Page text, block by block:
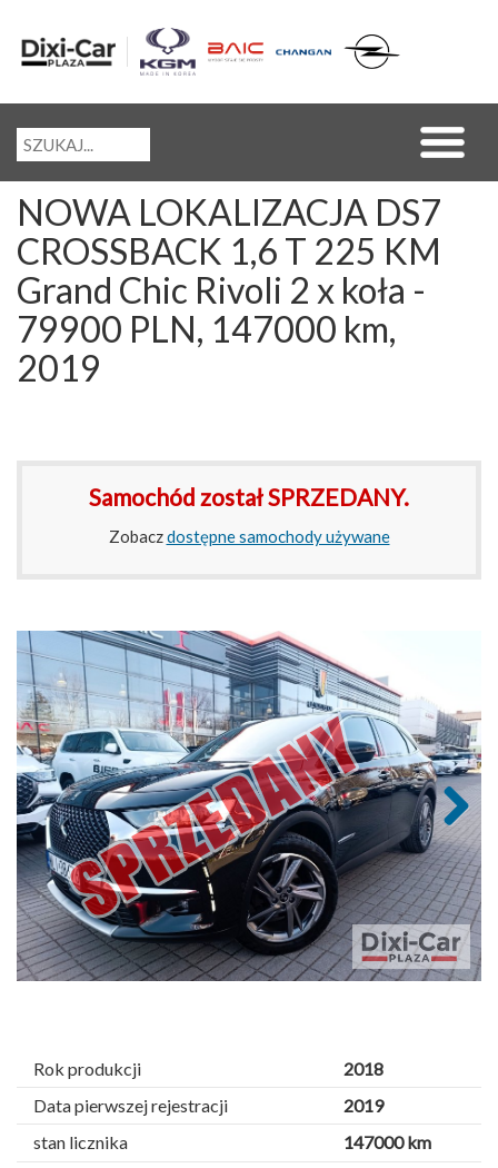
NOWA LOKALIZACJA DS7
CROSSBACK 1,6 T 225 KM
Grand Chic Rivoli 2 x koła -
79900 PLN, 147000 km,
2019
Samochód został SPRZEDANY.
Zobaczdostępne samochody używane
Next
Rok produkcji
2018
Data pierwszej rejestracji
2019
stan licznika
147000 km